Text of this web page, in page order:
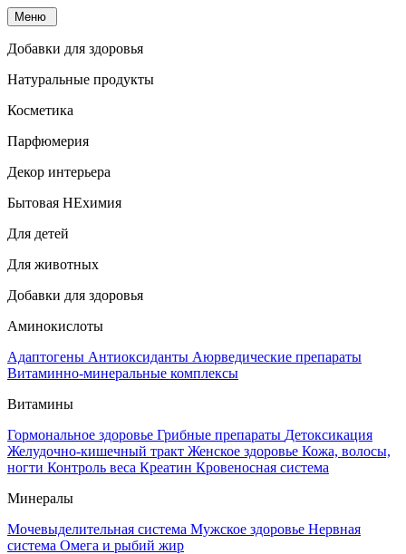
Меню
Добавки для здоровья
Натуральные продукты
Косметика
Парфюмерия
Декор интерьера
Бытовая НЕхимия
Для детей
Для животных
Добавки для здоровья
Аминокислоты
Адаптогены Антиоксиданты Аюрведические препараты
Витаминно-минеральные комплексы
Витамины
Гормональное здоровье Грибные препараты Детоксикация
Желудочно-кишечный тракт Женское здоровье Кожа, волосы,
ногти Контроль веса Креатин Кровеносная система
Минералы
Мочевыделительная система Мужское здоровье Нервная
система Омега и рыбий жир